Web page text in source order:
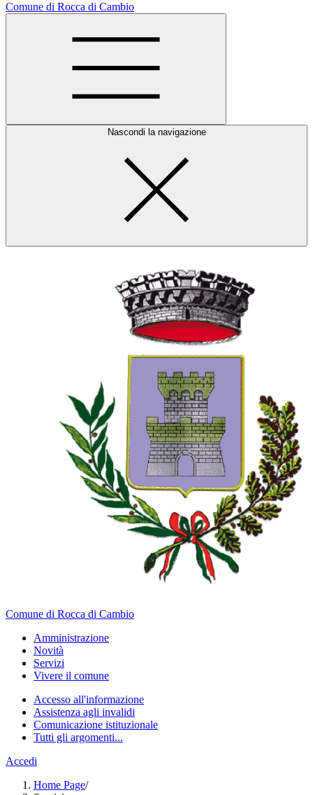
Comune di Rocca di Cambio
Nascondi la navigazione
Comune di Rocca di Cambio
Amministrazione
Novità
Servizi
Vivere il comune
Accesso all'informazione
Assistenza agli invalidi
Comunicazione istituzionale
Tutti gli argomenti...
Accedi
Home Page/